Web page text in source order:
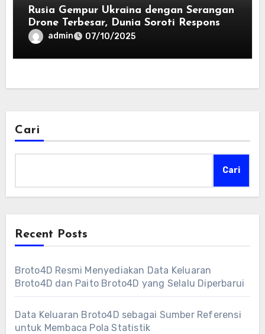
Rusia Gempur Ukraina dengan Serangan
Drone Terbesar, Dunia Soroti Respons
Putin usai Kritik Trump
admin 07/10/2025
Cari
Cari
Recent Posts
Broto4D Resmi Menyediakan Data Keluaran
Broto4D dan Paito Broto4D yang Selalu Diperbarui
Data Keluaran Broto4D sebagai Sumber Referensi
untuk Membaca Pola Statistik